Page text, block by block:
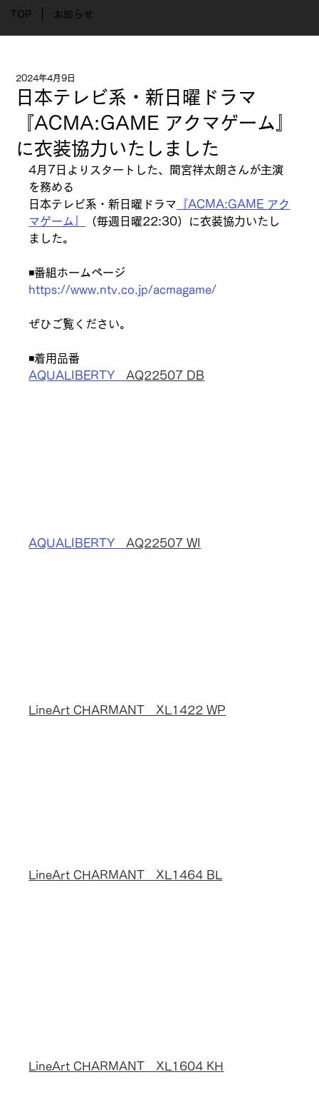
TOP お知らせ
日本テレビ系・新日曜ドラマ
『ACMA:GAME アクマゲーム』
に衣装協力いたしました
2024年4月9日
4月7日よりスタートした、間宮祥太朗さんが主演
を務める
日本テレビ系・新日曜ドラマ 『ACMA:GAME アク
マゲーム』
（毎週日曜22:30）に衣装協力いたし
ました。
◾️番組ホームページ
https://www.ntv.co.jp/acmagame/
ぜひご覧ください。
◾️着用品番
AQUALIBERTY AQ22507 DB
AQUALIBERTY AQ22507 WI
LineArt CHARMANT　XL1422 WP
LineArt CHARMANT　XL1464 BL
LineArt CHARMANT　XL1604 KH